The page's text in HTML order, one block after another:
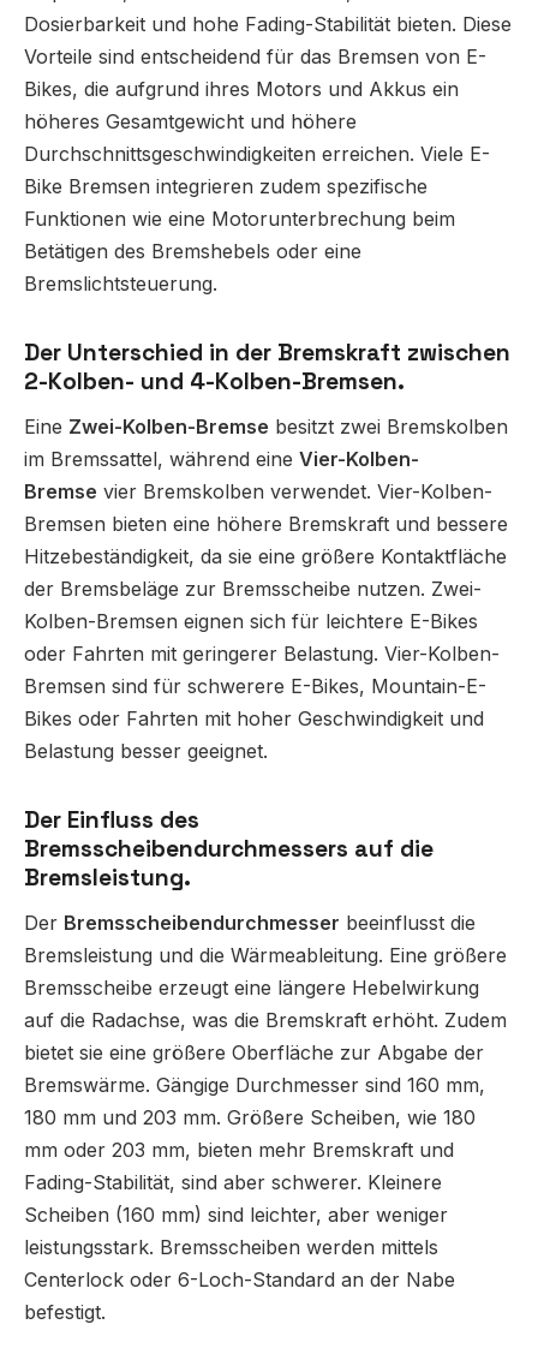
Dosierbarkeit und hohe Fading-Stabilität bieten. Diese
Vorteile sind entscheidend für das Bremsen von E-
Bikes, die aufgrund ihres Motors und Akkus ein
höheres Gesamtgewicht und höhere
Durchschnittsgeschwindigkeiten erreichen. Viele E-
Bike Bremsen integrieren zudem spezifische
Funktionen wie eine Motorunterbrechung beim
Betätigen des Bremshebels oder eine
Bremslichtsteuerung.
Der Unterschied in der Bremskraft zwischen
2-Kolben- und 4-Kolben-Bremsen.
Eine Zwei-Kolben-Bremse besitzt zwei Bremskolben
im Bremssattel, während eine Vier-Kolben-
Bremse vier Bremskolben verwendet. Vier-Kolben-
Bremsen bieten eine höhere Bremskraft und bessere
Hitzebeständigkeit, da sie eine größere Kontaktfläche
der Bremsbeläge zur Bremsscheibe nutzen. Zwei-
Kolben-Bremsen eignen sich für leichtere E-Bikes
oder Fahrten mit geringerer Belastung. Vier-Kolben-
Bremsen sind für schwerere E-Bikes, Mountain-E-
Bikes oder Fahrten mit hoher Geschwindigkeit und
Belastung besser geeignet.
Der Einfluss des
Bremsscheibendurchmessers auf die
Bremsleistung.
Der Bremsscheibendurchmesser beeinflusst die
Bremsleistung und die Wärmeableitung. Eine größere
Bremsscheibe erzeugt eine längere Hebelwirkung
auf die Radachse, was die Bremskraft erhöht. Zudem
bietet sie eine größere Oberfläche zur Abgabe der
Bremswärme. Gängige Durchmesser sind 160 mm,
180 mm und 203 mm. Größere Scheiben, wie 180
mm oder 203 mm, bieten mehr Bremskraft und
Fading-Stabilität, sind aber schwerer. Kleinere
Scheiben (160 mm) sind leichter, aber weniger
leistungsstark. Bremsscheiben werden mittels
Centerlock oder 6-Loch-Standard an der Nabe
befestigt.